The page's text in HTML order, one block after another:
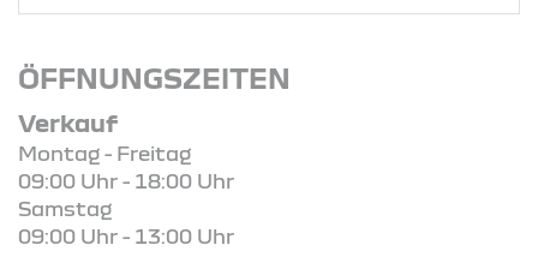
ÖFFNUNGSZEITEN
Verkauf
Montag - Freitag
09:00 Uhr - 18:00 Uhr
Samstag
09:00 Uhr - 13:00 Uhr